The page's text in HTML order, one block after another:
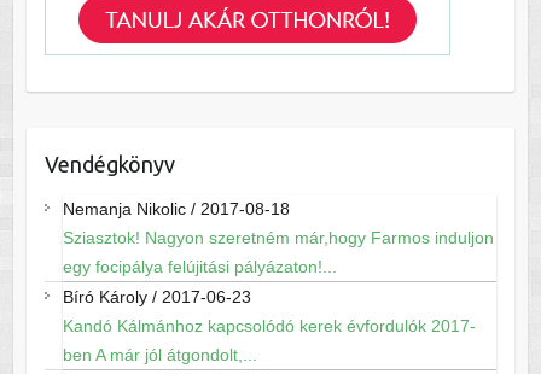
Vendégkönyv
Nemanja Nikolic/ 2017-08-18
Sziasztok! Nagyon szeretném már,hogy Farmos induljon
egy focipálya felújitási pályázaton!...
Bíró Károly/ 2017-06-23
Kandó Kálmánhoz kapcsolódó kerek évfordulók 2017-
ben A már jól átgondolt,...